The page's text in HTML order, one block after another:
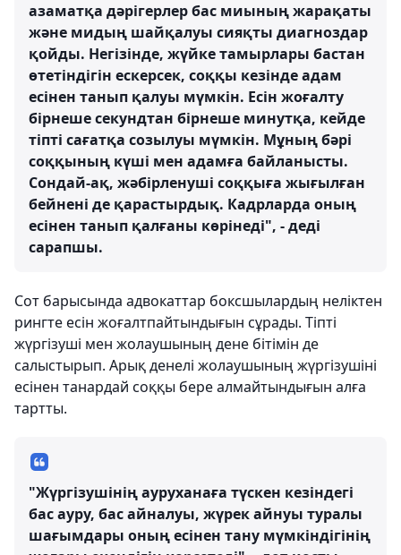
азаматқа дәрігерлер бас миының жарақаты
және мидың шайқалуы сияқты диагноздар
қойды. Негізінде, жүйке тамырлары бастан
өтетіндігін ескерсек, соққы кезінде адам
есінен танып қалуы мүмкін. Есін жоғалту
бірнеше секундтан бірнеше минутқа, кейде
тіпті сағатқа созылуы мүмкін. Мұның бәрі
соққының күші мен адамға байланысты.
Сондай-ақ, жәбірленуші соққыға жығылған
бейнені де қарастырдық. Кадрларда оның
есінен танып қалғаны көрінеді", - деді
сарапшы.
Сот барысында адвокаттар боксшылардың неліктен
рингте есін жоғалтпайтындығын сұрады. Тіпті
жүргізуші мен жолаушының дене бітімін де
салыстырып. Арық денелі жолаушының жүргізушіні
есінен танардай соққы бере алмайтындығын алға
тартты.
"Жүргізушінің ауруханаға түскен кезіндегі
бас ауру, бас айналуы, жүрек айнуы туралы
шағымдары оның есінен тану мүмкіндігінің